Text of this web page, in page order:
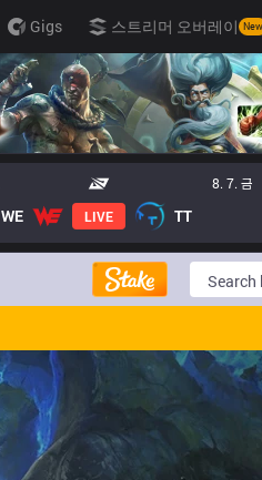
Gigs 스트리머 오버레이 New
8. 7. 금
WE LIVE TT